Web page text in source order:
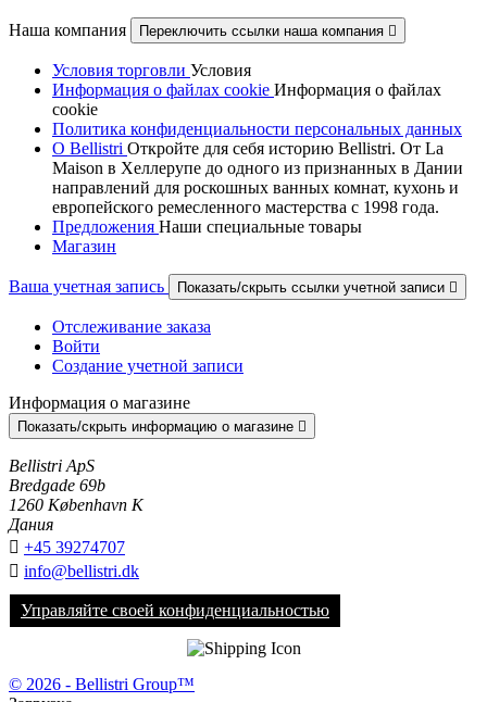
Наша компания Переключить ссылки наша компания 
Условия торговли Условия
Информация о файлах cookie Информация о файлах
cookie
Политика конфиденциальности персональных данных
О Bellistri Откройте для себя историю Bellistri. От La
Maison в Хеллерупе до одного из признанных в Дании
направлений для роскошных ванных комнат, кухонь и
европейского ремесленного мастерства с 1998 года.
Предложения Наши специальные товары
Магазин
Ваша учетная запись Показать/скрыть ссылки учетной записи 
Отслеживание заказа
Войти
Создание учетной записи
Информация о магазине
Показать/скрыть информацию о магазине 
Bellistri ApS
Bredgade 69b
1260 København K
Дания
 +45 39274707
 info@bellistri.dk
Управляйте своей конфиденциальностью
© 2026 - Bellistri Group™